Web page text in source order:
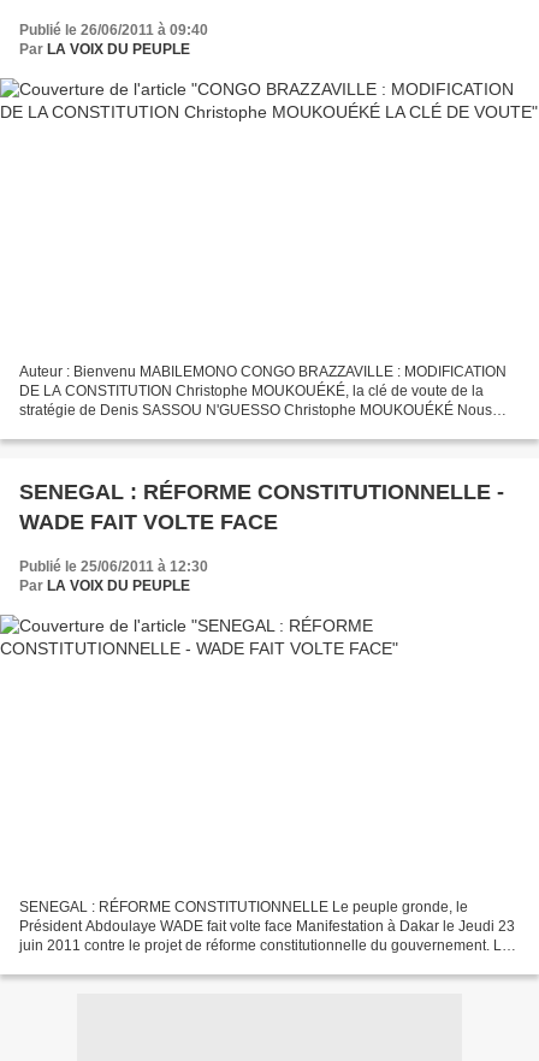
Publié le 26/06/2011 à 09:40
Par LA VOIX DU PEUPLE
Auteur : Bienvenu MABILEMONO CONGO BRAZZAVILLE : MODIFICATION
DE LA CONSTITUTION Christophe MOUKOUÉKÉ, la clé de voute de la
stratégie de Denis SASSOU N'GUESSO Christophe MOUKOUÉKÉ Nous
SENEGAL : RÉFORME CONSTITUTIONNELLE -
WADE FAIT VOLTE FACE
Publié le 25/06/2011 à 12:30
Par LA VOIX DU PEUPLE
SENEGAL : RÉFORME CONSTITUTIONNELLE Le peuple gronde, le
Président Abdoulaye WADE fait volte face Manifestation à Dakar le Jeudi 23
juin 2011 contre le projet de réforme constitutionnelle du gouvernement. Le